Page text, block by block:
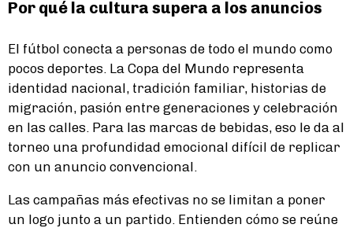
Por qué la cultura supera a los anuncios
El fútbol conecta a personas de todo el mundo como
pocos deportes. La Copa del Mundo representa
identidad nacional, tradición familiar, historias de
migración, pasión entre generaciones y celebración
en las calles. Para las marcas de bebidas, eso le da al
torneo una profundidad emocional difícil de replicar
con un anuncio convencional.
Las campañas más efectivas no se limitan a poner
un logo junto a un partido. Entienden cómo se reúne